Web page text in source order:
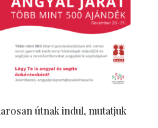
útnak indul, mutatjuk